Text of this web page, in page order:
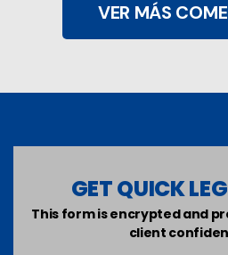
VER MÁS
GET QUICK
This form is encrypted and
client